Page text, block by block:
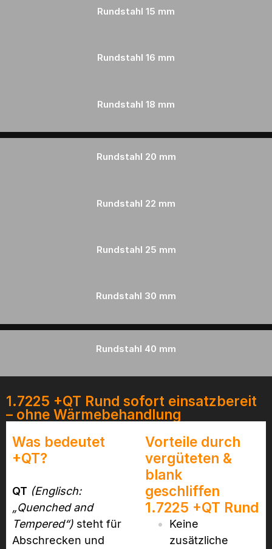
Rundstahl 15 mm
Rundstahl 16 mm
Rundstahl 18 mm
Rundstahl 20 mm
Rundstahl 22 mm
Rundstahl 25 mm
Rundstahl 30 mm
Rundstahl 40 mm
1.7225 +QT Rund sofort einsatzbereit
– ohne Wärmebehandlung
Was bedeutet
+QT?
QT (Englisch:
„Quenched and
Tempered“) steht für
Abschrecken und
Vorteile durch
vergüteten &
blank
geschliffen
1.7225 +QT Rund
Keine
zusätzliche